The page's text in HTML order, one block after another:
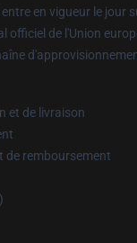
en vigueur le jour
officiel de l'Union
et de livraison
de remboursement